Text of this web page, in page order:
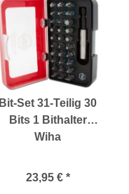
Bit-Set 31-Teilig 30
Bits 1 Bithalter
Wiha
23,95 € *